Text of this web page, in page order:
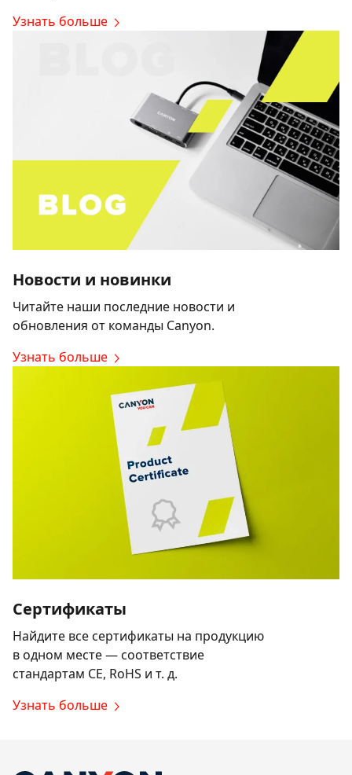
Узнать больше
Новости и новинки
Читайте наши последние новости и
обновления от команды Canyon.
Узнать больше
Сертификаты
Найдите все сертификаты на продукцию
в одном месте — соответствие
стандартам CE, RoHS и т. д.
Узнать больше